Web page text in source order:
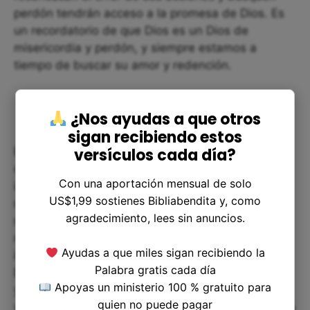
perdón tendrán acceso a la promesa de Dios. Es
un recordatorio de que Dios es un Dios de
misericordia y perdón, y siempre estamos a
tiempo de buscar su amor y redención.
En cuanto a la aplicación de este versículo en
importancia de honrar a Dios y ponerlo primero en
nuestras vidas. La fiesta de los Tabernáculos
representa la importancia de recordar cómo Dios
importancia del agradecimiento y la confianza en
Dios. Debemos buscar tiempo para adorar a Dios
y reconocer su provisión y cuidado en nuestras
¿Nos ayudas a que otros
sigan recibiendo estos
versículos cada día?
Con una aportación mensual de solo
US$1,99 sostienes Bibliabendita y, como
agradecimiento, lees sin anuncios.
Ayudas a que miles sigan recibiendo la
Palabra gratis cada día
Apoyas un ministerio 100 % gratuito para
quien no puede pagar